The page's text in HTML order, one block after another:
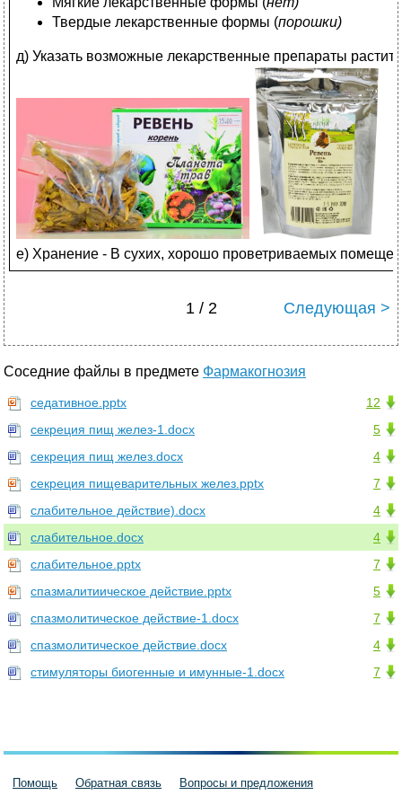
Твердые лекарственные формы (порошки)
д) Указать возможные лекарственные препараты
е) Хранение - В сухих, хорошо проветриваемых
1 / 2 Следующая >
Соседние файлы в предмете Фармакогнозия
12
седативное.pptx
5
секреция пищ желез-1.docx
4
секреция пищ желез.docx
7
секреция пищеварительных желез.pptx
4
слабительное действие).docx
4
слабительное.docx
7
слабительное.pptx
5
спазмалитиическое действие.pptx
7
спазмолитическое действие-1.docx
4
спазмолитическое действие.docx
7
стимуляторы биогенные и имунные-1.docx
Помощь Обратная связь Вопросы и предложения